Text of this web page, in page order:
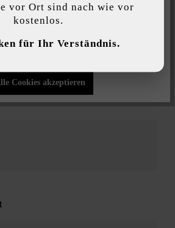
gespalten ist in zwei Größen erhältlich.
optischen Wechsels von gespaltener
aussehen lässt.
Einstellungen
Cookies akzeptieren
vor Ort sind nach wie vor
kostenlos.
für Ihr Verständnis.